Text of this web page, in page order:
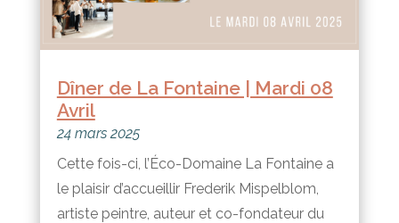
Dîner de La Fontaine | Mardi 08
Avril
24 mars 2025
Cette fois-ci, l’Éco-Domaine La Fontaine a
le plaisir d’accueillir Frederik Mispelblom,
artiste peintre, auteur et co-fondateur du